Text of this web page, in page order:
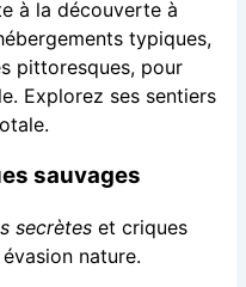
à la découverte à
typiques,
pittoresques, pour
Explorez ses sentiers
sauvages
secrèteset criques
nature.